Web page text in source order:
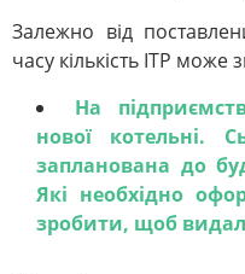
Залежно від
часу кількість ІТР може
На
нової котельні.
запланована до
Які необхідно
зробити, щоб